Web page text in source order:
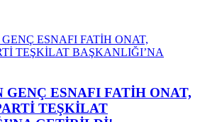
GENÇ ESNAFI FATİH ONAT,
TEŞKİLAT